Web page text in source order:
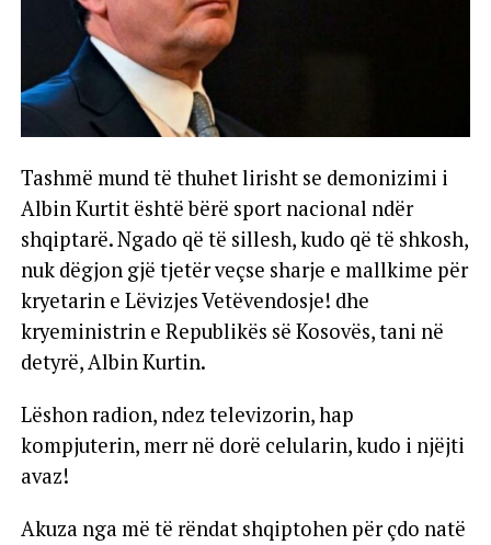
Tashmë mund të thuhet lirisht se demonizimi i
Albin Kurtit është bërë sport nacional ndër
shqiptarë. Ngado që të sillesh, kudo që të shkosh,
nuk dëgjon gjë tjetër veçse sharje e mallkime për
kryetarin e Lëvizjes Vetëvendosje! dhe
kryeministrin e Republikës së Kosovës, tani në
detyrë, Albin Kurtin.
Lëshon radion, ndez televizorin, hap
kompjuterin, merr në dorë celularin, kudo i njëjti
avaz!
Akuza nga më të rëndat shqiptohen për çdo natë